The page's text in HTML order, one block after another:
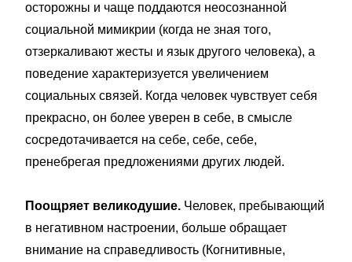
осторожны и чаще поддаются неосознанной
социальной мимикрии (когда не зная того,
отзеркаливают жесты и язык другого человека), а
поведение характеризуется увеличением
социальных связей. Когда человек чувствует себя
прекрасно, он более уверен в себе, в смысле
сосредотачивается на себе, себе, себе,
пренебрегая предложениями других людей.
Поощряет великодушие. Человек, пребывающий
в негативном настроении, больше обращает
внимание на справедливость (Когнитивные,